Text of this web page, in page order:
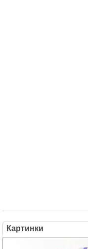
Картинки